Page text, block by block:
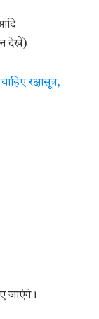
देखें)
रक्षासूत्र,
जाएंगे।